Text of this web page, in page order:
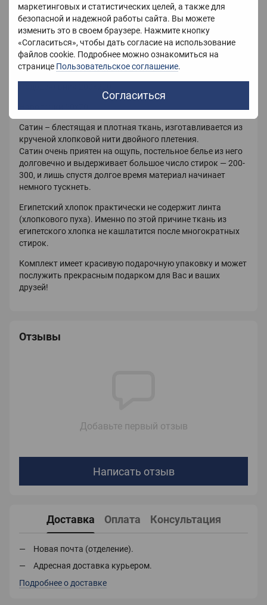
маркетинговых и статистических целей, а также для
безопасной и надежной работы сайта. Вы можете
изменить это в своем браузере. Нажмите кнопку
«Согласиться», чтобы дать согласие на использование
файлов cookie. Подробнее можно ознакомиться на
странице Пользовательское соглашение.
Согласиться
Постельное белье из сатина.
В комплект входит постельное белье с наволочками.
Размеры:
Простынь 220х240
Сатин – блестящая и плотная ткань, изготавливается из
крученой хлопковой нити двойного плетения.
Сатин очень приятен на ощупь, постельное белье из него
долговечно и выдерживает большое число стирок — 200-
300, и лишь спустя долгое время материал начинает
немного тускнеть.
Египетский хлопок практически не содержит линта
(хлопкового пуха). Именно по этой причине ткань из
египетского хлопка не кашлатится после многократных
стирок.
Комплект имеет красивую подарочную упаковку и может
послужить прекрасным подарком для Вас и ваших
друзей!
Отзывы
Добавьте первый отзыв
Написать отзыв
Доставка Оплата Консультация
Новая почта (отделение).
Адресная доставка курьером.
Подробнее о доставке